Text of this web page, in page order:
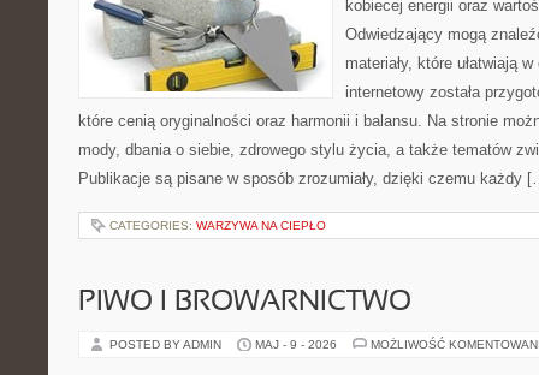
kobiecej energii oraz
Odwiedzający mogą
materiały, które ułatwiają
internetowy została
które cenią oryginalności oraz harmonii i balansu. Na stronie
mody, dbania o siebie, zdrowego stylu życia, a także tematów
Publikacje są pisane w sposób zrozumiały, dzięki czemu każdy
CATEGORIES: WARZYWA NA CIEPŁO
PIWO I BROWARNICTWO
POSTED BY ADMIN MAJ - 9 - 2026 MOŻLIWOŚĆ